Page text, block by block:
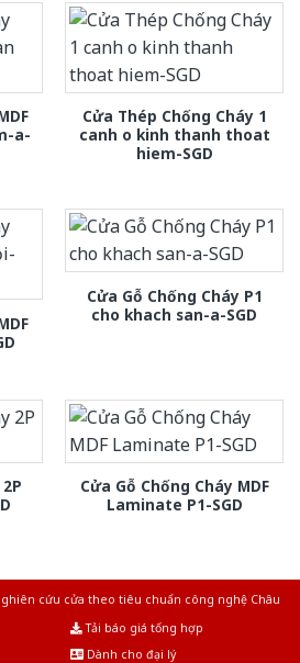
a-
Cửa Thép Chống Cháy 1
canh o kinh thanh thoat
hiem-SGD
Cửa Gỗ Chống Cháy P1
cho khach san-a-SGD
Cửa Gỗ Chống Cháy MDF
Laminate P1-SGD
cứu cửa theo tiêu chuẩn công nghệ Châu
Tải báo giá tổng hợp
Dành cho đại lý